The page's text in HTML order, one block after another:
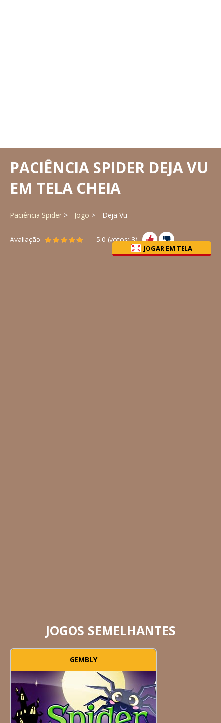
PACIÊNCIA SPIDER DEJA VU
EM TELA CHEIA
Paciência Spider Jogo Deja Vu
Avaliação 5.0 (votos:3)
JOGAR EM TELA
JOGOS SEMELHANTES
GEMBLY